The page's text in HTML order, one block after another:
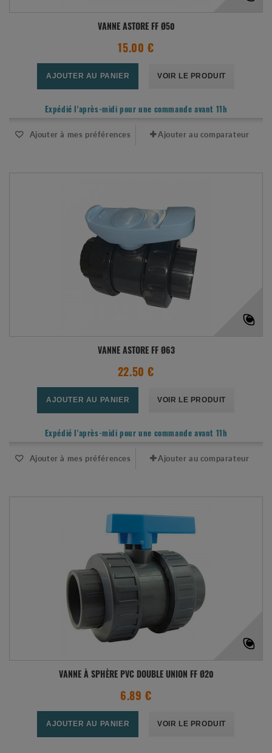
VANNE ASTORE FF Ø50
15.00 €
AJOUTER AU PANIER VOIR LE PRODUIT
Expédié l'après-midi pour une commande avant 11h
Ajouter à mes préférences Ajouter au comparateur
VANNE ASTORE FF Ø63
22.50 €
AJOUTER AU PANIER VOIR LE PRODUIT
Expédié l'après-midi pour une commande avant 11h
Ajouter à mes préférences Ajouter au comparateur
VANNE À SPHÈRE PVC DOUBLE UNION FF Ø20
6.89 €
AJOUTER AU PANIER VOIR LE PRODUIT